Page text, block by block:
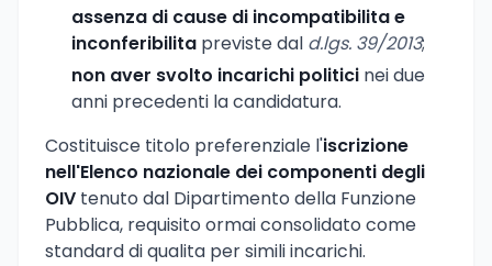
assenza di cause di incompatibilita e
inconferibilita previste dal d.lgs. 39/2013;
non aver svolto incarichi politici nei due
anni precedenti la candidatura.
Costituisce titolo preferenziale l'iscrizione
nell'Elenco nazionale dei componenti degli
OIV tenuto dal Dipartimento della Funzione
Pubblica, requisito ormai consolidato come
standard di qualita per simili incarichi.